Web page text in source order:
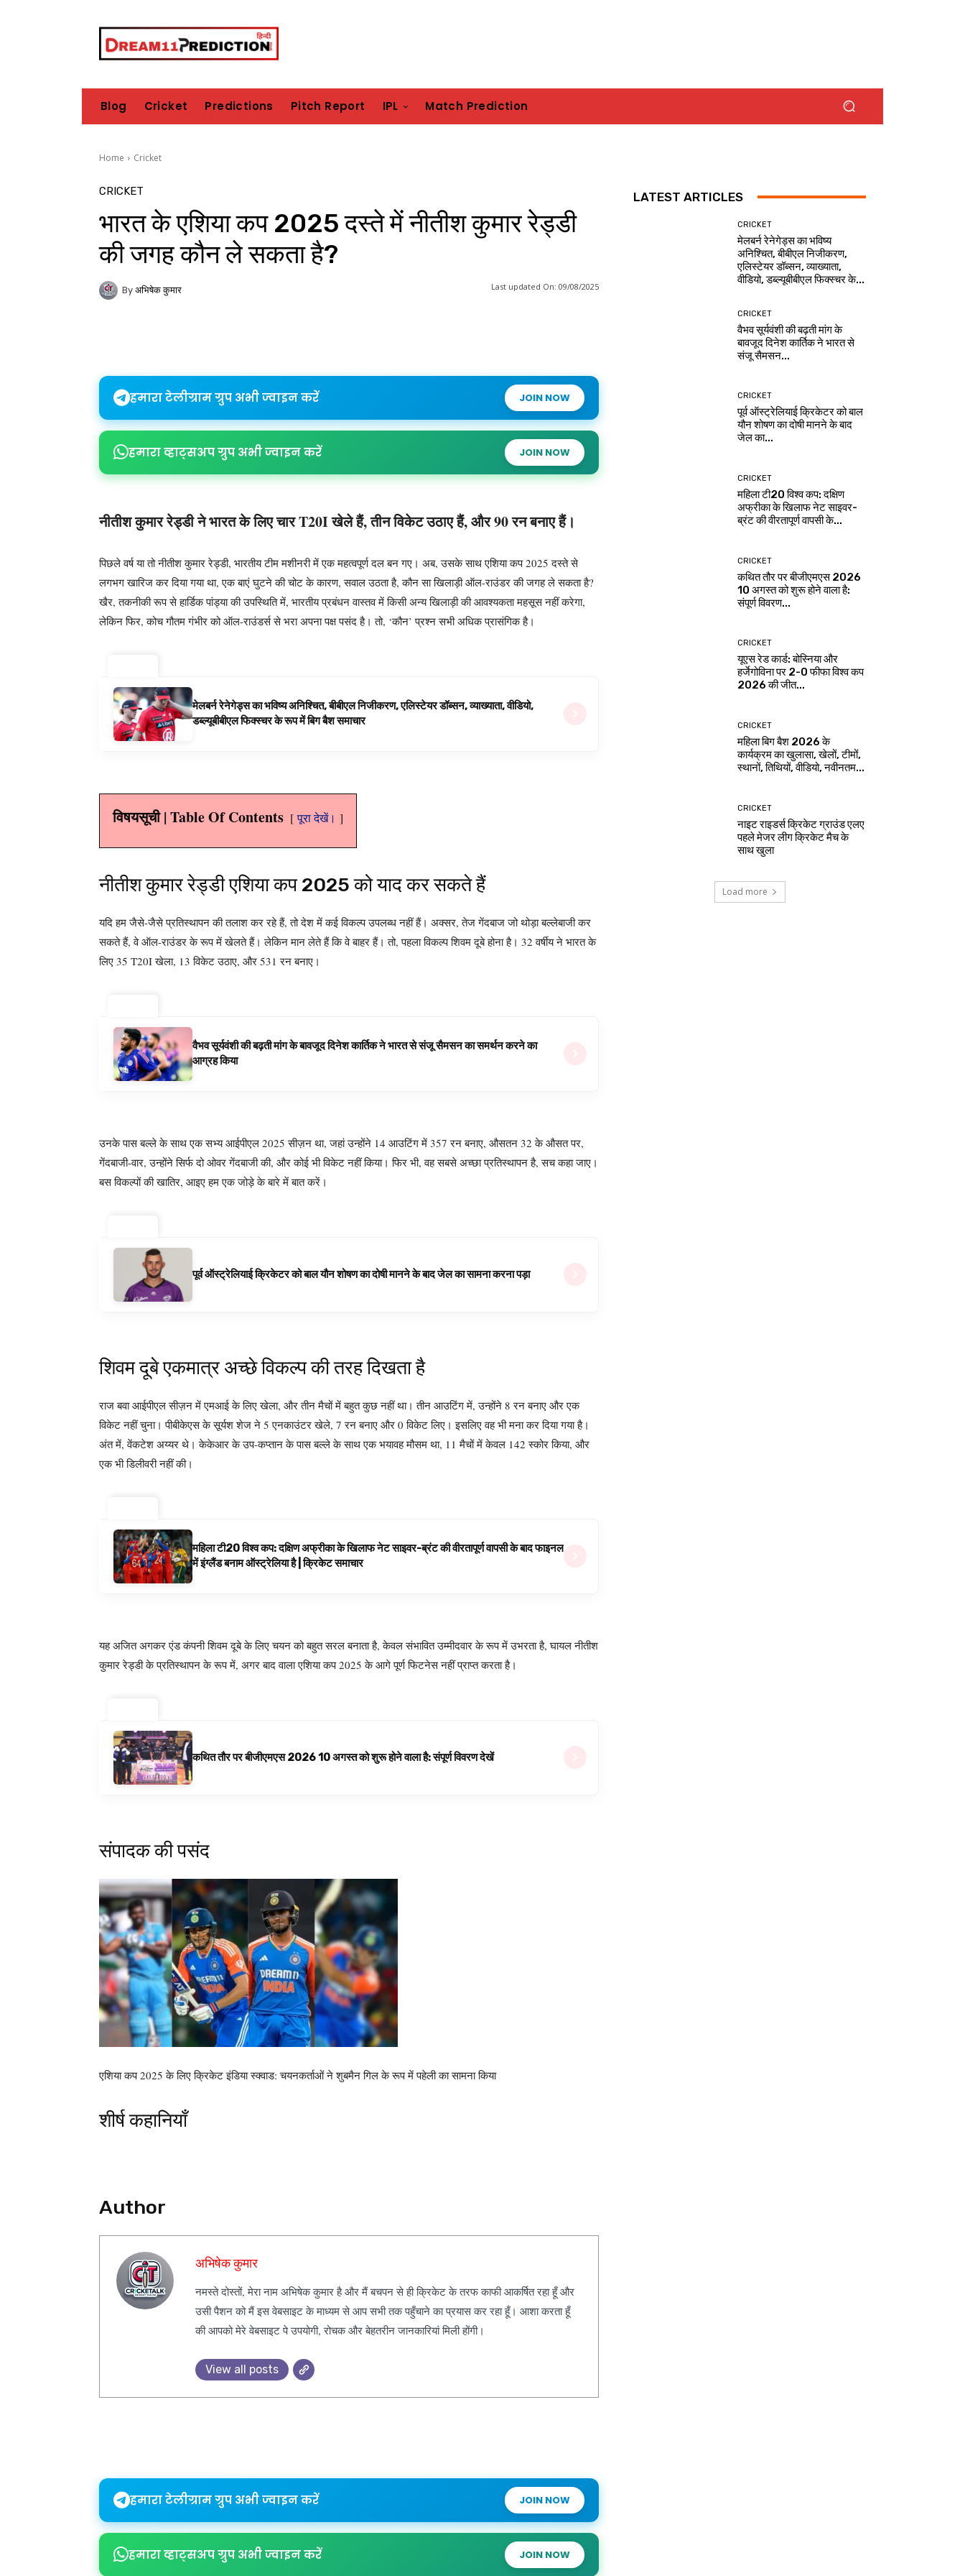
Blog Cricket Predictions Pitch Report IPL Match Prediction
Home Cricket
CRICKET
भारत के एशिया कप 2025 दस्ते में नीतीश कुमार रेड्डी
की जगह कौन ले सकता है?
By अभिषेक कुमार Last updated On: 09/08/2025
हमारा टेलीग्राम ग्रुप अभी ज्वाइन करें JOIN NOW
हमारा व्हाट्सअप ग्रुप अभी ज्वाइन करें JOIN NOW
नीतीश कुमार रेड्डी ने भारत के लिए चार T20I खेले हैं, तीन विकेट उठाए हैं, और 90 रन बनाए हैं।
पिछले वर्ष या तो नीतीश कुमार रेड्डी, भारतीय टीम मशीनरी में एक महत्वपूर्ण दल बन गए। अब, उसके साथ एशिया कप 2025 दस्ते से
लगभग खारिज कर दिया गया था, एक बाएं घुटने की चोट के कारण, सवाल उठता है, कौन सा खिलाड़ी ऑल-राउंडर की जगह ले सकता है?
खैर, तकनीकी रूप से हार्डिक पांड्या की उपस्थिति में, भारतीय प्रबंधन वास्तव में किसी अन्य खिलाड़ी की आवश्यकता महसूस नहीं करेगा,
लेकिन फिर, कोच गौतम गंभीर को ऑल-राउंडर्स से भरा अपना पक्ष पसंद है। तो, ‘कौन’ प्रश्न सभी अधिक प्रासंगिक है।
मेलबर्न रेनेगेड्स का भविष्य अनिश्चित, बीबीएल निजीकरण, एलिस्टेयर डॉब्सन, व्याख्याता, वीडियो,
डब्ल्यूबीबीएल फिक्स्चर के रूप में बिग बैश समाचार
विषयसूची | Table Of Contents पूरा देखें।
नीतीश कुमार रेड्डी एशिया कप 2025 को याद कर सकते हैं
यदि हम जैसे-जैसे प्रतिस्थापन की तलाश कर रहे हैं, तो देश में कई विकल्प उपलब्ध नहीं हैं। अक्सर, तेज गेंदबाज जो थोड़ा बल्लेबाजी कर
सकते हैं, वे ऑल-राउंडर के रूप में खेलते हैं। लेकिन मान लेते हैं कि वे बाहर हैं। तो, पहला विकल्प शिवम दूबे होना है। 32 वर्षीय ने भारत के
लिए 35 T20I खेला, 13 विकेट उठाए, और 531 रन बनाए।
वैभव सूर्यवंशी की बढ़ती मांग के बावजूद दिनेश कार्तिक ने भारत से संजू सैमसन का समर्थन करने का
आग्रह किया
उनके पास बल्ले के साथ एक सभ्य आईपीएल 2025 सीज़न था, जहां उन्होंने 14 आउटिंग में 357 रन बनाए, औसतन 32 के औसत पर,
गेंदबाजी-वार, उन्होंने सिर्फ दो ओवर गेंदबाजी की, और कोई भी विकेट नहीं किया। फिर भी, वह सबसे अच्छा प्रतिस्थापन है, सच कहा जाए।
बस विकल्पों की खातिर, आइए हम एक जोड़े के बारे में बात करें।
पूर्व ऑस्ट्रेलियाई क्रिकेटर को बाल यौन शोषण का दोषी मानने के बाद जेल का सामना करना पड़ा
शिवम दूबे एकमात्र अच्छे विकल्प की तरह दिखता है
राज बवा आईपीएल सीज़न में एमआई के लिए खेला, और तीन मैचों में बहुत कुछ नहीं था। तीन आउटिंग में, उन्होंने 8 रन बनाए और एक
विकेट नहीं चुना। पीबीकेएस के सूर्यश शेज ने 5 एनकाउंटर खेले, 7 रन बनाए और 0 विकेट लिए। इसलिए वह भी मना कर दिया गया है।
अंत में, वेंकटेश अय्यर थे। केकेआर के उप-कप्तान के पास बल्ले के साथ एक भयावह मौसम था, 11 मैचों में केवल 142 स्कोर किया, और
एक भी डिलीवरी नहीं की।
महिला टी20 विश्व कप: दक्षिण अफ्रीका के खिलाफ नेट साइवर-ब्रंट की वीरतापूर्ण वापसी के बाद फाइनल
में इंग्लैंड बनाम ऑस्ट्रेलिया है | क्रिकेट समाचार
यह अजित अगकर एंड कंपनी शिवम दूबे के लिए चयन को बहुत सरल बनाता है, केवल संभावित उम्मीदवार के रूप में उभरता है, घायल नीतीश
कुमार रेड्डी के प्रतिस्थापन के रूप में, अगर बाद वाला एशिया कप 2025 के आगे पूर्ण फिटनेस नहीं प्राप्त करता है।
कथित तौर पर बीजीएमएस 2026 10 अगस्त को शुरू होने वाला है: संपूर्ण विवरण देखें
संपादक की पसंद
एशिया कप 2025 के लिए क्रिकेट इंडिया स्क्वाड: चयनकर्ताओं ने शुबमैन गिल के रूप में पहेली का सामना किया
शीर्ष कहानियाँ
Author
अभिषेक कुमार
नमस्ते दोस्तों, मेरा नाम अभिषेक कुमार है और मैं बचपन से ही क्रिकेट के तरफ काफी आकर्षित रहा हूँ और
उसी पैशन को मैं इस वेबसाइट के माध्यम से आप सभी तक पहुँचाने का प्रयास कर रहा हूँ। आशा करता हूँ
की आपको मेरे वेबसाइट पे उपयोगी, रोचक और बेहतरीन जानकारियां मिली होंगी।
View all posts
हमारा टेलीग्राम ग्रुप अभी ज्वाइन करें JOIN NOW
हमारा व्हाट्सअप ग्रुप अभी ज्वाइन करें JOIN NOW
LATEST ARTICLES
CRICKET
मेलबर्न रेनेगेड्स का भविष्य
अनिश्चित, बीबीएल निजीकरण,
एलिस्टेयर डॉब्सन, व्याख्याता,
वीडियो, डब्ल्यूबीबीएल फिक्स्चर के...
CRICKET
वैभव सूर्यवंशी की बढ़ती मांग के
बावजूद दिनेश कार्तिक ने भारत से
संजू सैमसन...
CRICKET
पूर्व ऑस्ट्रेलियाई क्रिकेटर को बाल
यौन शोषण का दोषी मानने के बाद
जेल का...
CRICKET
महिला टी20 विश्व कप: दक्षिण
अफ्रीका के खिलाफ नेट साइवर-
ब्रंट की वीरतापूर्ण वापसी के...
CRICKET
कथित तौर पर बीजीएमएस 2026
10 अगस्त को शुरू होने वाला है:
संपूर्ण विवरण...
CRICKET
यूएस रेड कार्ड: बोस्निया और
हर्जेगोविना पर 2-0 फीफा विश्व कप
2026 की जीत...
CRICKET
महिला बिग बैश 2026 के
कार्यक्रम का खुलासा, खेलों, टीमों,
स्थानों, तिथियों, वीडियो, नवीनतम...
CRICKET
नाइट राइडर्स क्रिकेट ग्राउंड एलए
पहले मेजर लीग क्रिकेट मैच के
साथ खुला
Load more